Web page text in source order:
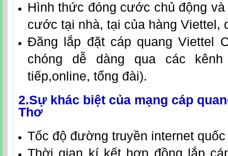
Hình thức đóng cước chủ động
cước tại nhà, tại của hàng Viettel,
Đăng lắp đặt cáp quang Viettel
chóng dễ dàng qua các
tiếp,online, tổng đài).
2.Sự khác biệt của mạng cáp
Thơ
Tốc độ đường truyền internet
Thời gian kí kết hợp đồng lắp